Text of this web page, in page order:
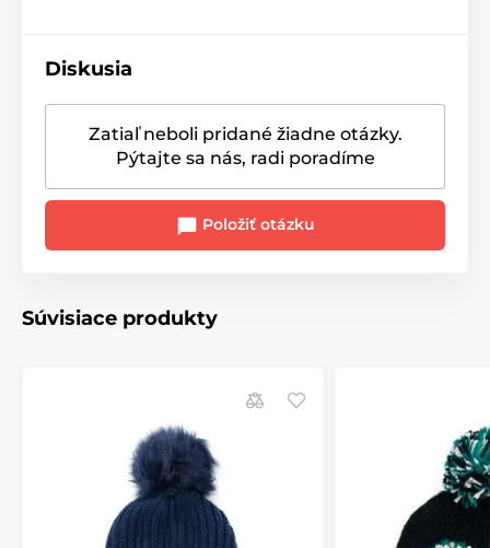
Diskusia
Zatiaľ neboli pridané žiadne otázky.
Pýtajte sa nás, radi poradíme
Položiť otázku
Súvisiace produkty